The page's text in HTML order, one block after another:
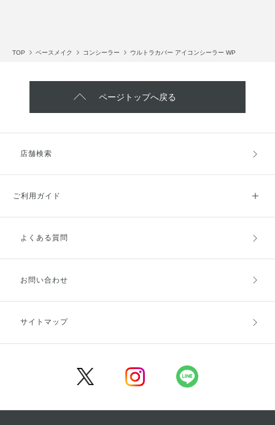
TOP ベースメイク コンシーラー ウルトラカバー アイコンシーラー WP
ページトップへ戻る
店舗検索
ご利用ガイド
ご利用ガイドトップ
お支払方法
キャンセル・返品・交換
よくある質問
お問い合わせ
サイトマップ